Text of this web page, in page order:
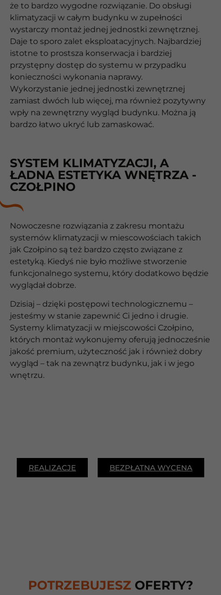
że to bardzo wygodne rozwiązanie. Do obsługi
klimatyzacji w całym budynku w zupełności
wystarczy montaż jednej jednostki zewnętrznej.
Daje to sporo zalet eksploatacyjnych. Najbardziej
istotne to prostsza konserwacja i bardziej
przystępny dostęp do systemu w przypadku
konieczności wykonania naprawy.
Wykorzystanie jednej jednostki zewnętrznej
zamiast dwóch lub więcej, ma również pozytywny
wpły na zewnętrzny wygląd budynku. Można ją
bardzo łatwo ukryć lub zamaskować.
SYSTEM KLIMATYZACJI, A
ŁADNA ESTETYKA WNĘTRZA -
CZOŁPINO
Nowoczesne rozwiązania z zakresu montażu
systemów klimatyzacji w miescowościach takich
jak Czołpino są też bardzo często związane z
estetyką. Kiedyś nie było możliwe stworzenie
funkcjonalnego systemu, który dodatkowo będzie
wyglądał dobrze.
Dzisiaj – dzięki postępowi technologicznemu –
jesteśmy w stanie zapewnić Ci jedno i drugie.
Systemy klimatyzacji w miejscowości Czołpino,
których montaż wykonujemy oferują jednocześnie
jakość premium, użyteczność jak i również dobry
wygląd – tak na zewnątrz budynku, jak i w jego
wnętrzu.
REALIZACJE BEZPŁATNA WYCENA
POTRZEBUJESZ OFERTY?